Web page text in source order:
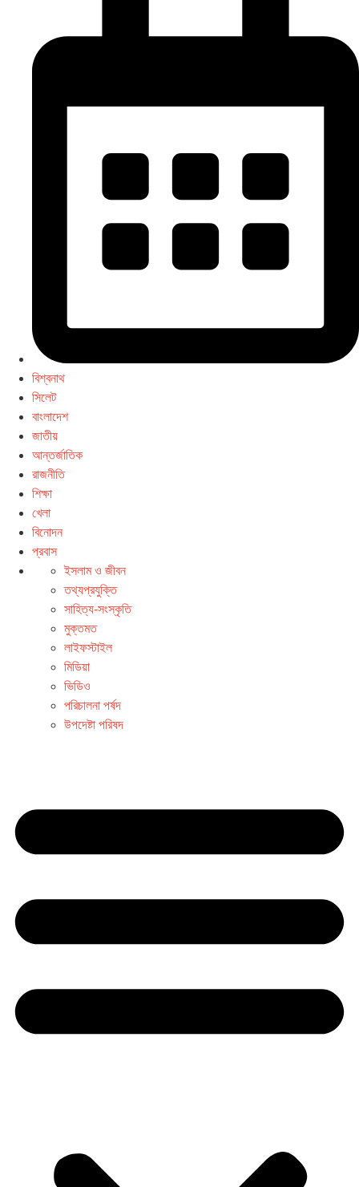
বিশ্বনাথ
সিলেট
বাংলাদেশ
জাতীয়
আন্তর্জাতিক
রাজনীতি
শিক্ষা
খেলা
বিনোদন
প্রবাস
ইসলাম ও জীবন
তথ্যপ্রযুক্তি
সাহিত্য-সংস্কৃতি
মুক্তমত
লাইফস্টাইল
মিডিয়া
ভিডিও
পরিচালনা পর্ষদ
উপদেষ্টা পরিষদ